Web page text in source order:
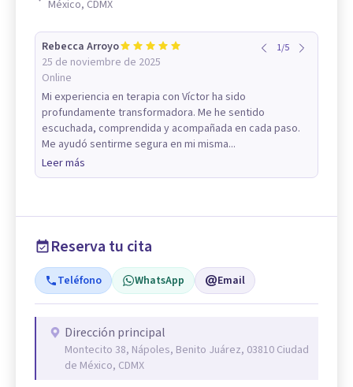
México, CDMX
Rebecca Arroyo
25 de noviembre de 2025
Online
1/5
Mi experiencia en terapia con Víctor ha sido
profundamente transformadora. Me he sentido
escuchada, comprendida y acompañada en cada paso.
Me ayudó sentirme segura en mi misma...
Leer más
Reserva tu cita
Teléfono WhatsApp Email
Dirección principal
Montecito 38, Nápoles, Benito Juárez, 03810 Ciudad
de México, CDMX